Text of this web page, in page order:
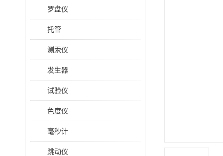
罗盘仪
托管
测汞仪
发生器
试验仪
色度仪
毫秒计
跳动仪